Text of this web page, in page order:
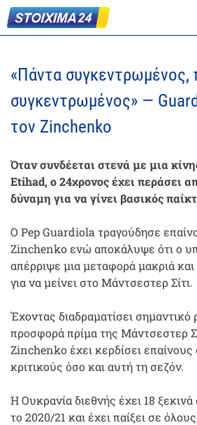
«Πάντα συγκεντρωμένος,
συγκεντρωμένος» —
τον Zinchenko
Όταν συνδέεται στενά με μια
Etihad, ο 24χρονος έχει περάσει
δύναμη για να γίνει βασικός
Ο Pep Guardiola τραγούδησε
Zinchenko ενώ αποκάλυψε ότι ο
απέρριψε μια μεταφορά μακριά
για να μείνει στο Μάντσεστερ Σίτι.
Έχοντας διαδραματίσει
προσφορά πρίμα της Μάντσεστερ
Zinchenko έχει κερδίσει
κριτικούς όσο και αυτή τη σεζόν.
Η Ουκρανία διεθνής έχει 18
το 2020/21 και έχει παίξει σε